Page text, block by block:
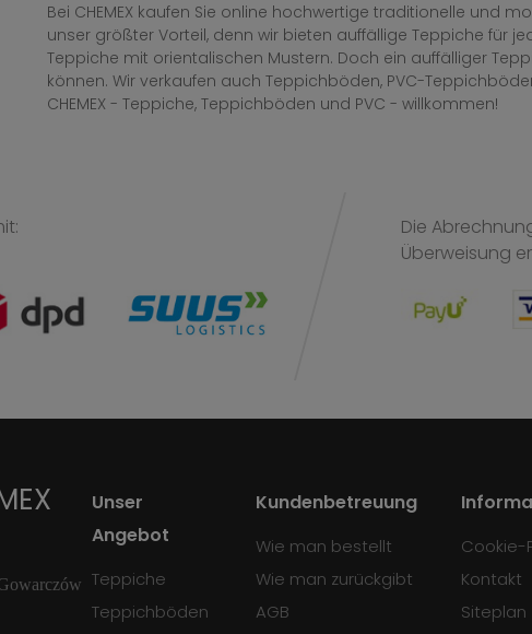
Bei CHEMEX kaufen Sie online hochwertige traditionelle und
unser größter Vorteil, denn wir bieten auffällige Teppiche für
Teppiche mit orientalischen Mustern. Doch ein auffälliger
können. Wir verkaufen auch Teppichböden, PVC-
CHEMEX - Teppiche, Teppichböden und PVC - willkommen!
Die
Überweisung
Unser
Angebot
Teppiche
Teppichböden
Kundenbetreuung
Wie man bestellt
Wie man zurückgibt
AGB
Cookie-
Kontakt
Siteplan